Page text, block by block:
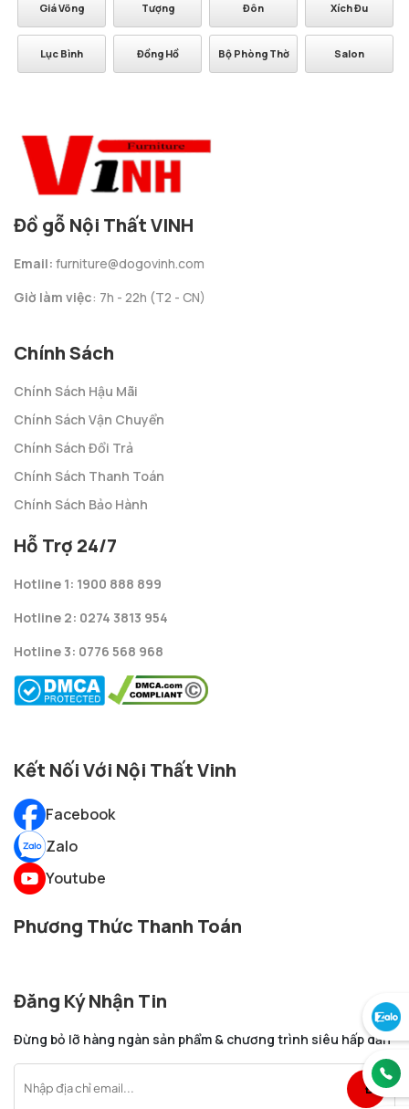
Xích Đu
Salon
Bàn Trà
Tủ Rượu
Táp Tivi
Kệ
Tủ Bếp
Kệ Bếp
Đồ gỗ Nội Thất VINH
Email: furniture@dogovinh.com
Giờ làm việc: 7h - 22h (T2 - CN)
Chính Sách
Chính Sách Hậu Mãi
Chính Sách Vận Chuyển
Chính Sách Đổi Trả
Chính Sách Thanh Toán
Chính Sách Bảo Hành
Hỗ Trợ 24/7
Hotline 1: 1900 888 899
Hotline 2: 0274 3813 954
Hotline 3: 0776 568 968
Kết Nối Với Nội Thất Vinh
Facebook
Zalo
Youtube
Phương Thức Thanh Toán
Đăng Ký Nhận Tin
Đừng bỏ lỡ hàng ngàn sản phẩm & chương trình siêu hấp dẫn